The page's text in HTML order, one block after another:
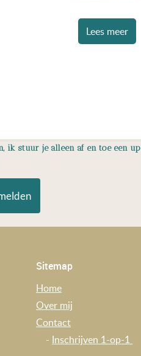
Lees meer
ik stuur je alleen af en toe een
Sitemap
Home
Over mij
Contact
- Inschrijven 1-op-1